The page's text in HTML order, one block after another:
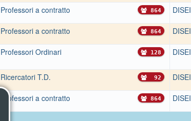
Professori a contratto 864 DISEI
Professori a contratto 864 DISEI
Professori Ordinari 128 DISEI
Ricercatori T.D. 92 DISEI
Professori a contratto 864 DISEI